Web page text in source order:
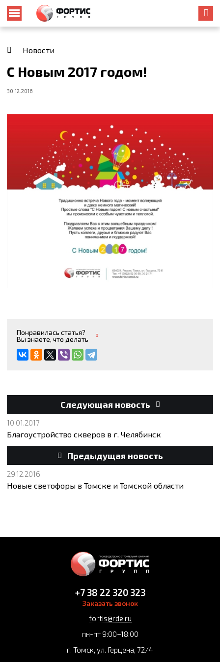
Новости
С Новым 2017 годом!
30.12.2016
Понравилась статья?
Вы знаете, что делать
Следующая новость
10.01.2017
Благоустройство скверов в г. Челябинск
Предыдущая новость
29.12.2016
Новые светофоры в Томске и Томской области
+7 38 22 320 323
Заказать звонок
fortis@rde.ru
пн-пт 9:00–18:00
г. Томск, ул. Герцена, 72/4